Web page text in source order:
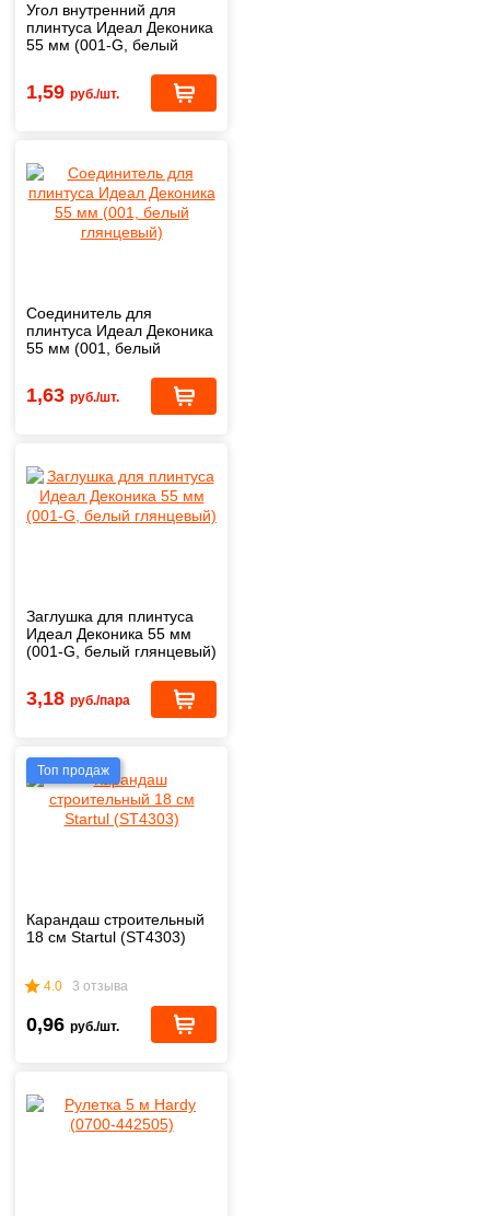
Угол внутренний для
плинтуса Идеал Деконика
55 мм (001-G, белый
1,59 руб./шт.
Соединитель для
плинтуса Идеал Деконика
55 мм (001, белый
1,63 руб./шт.
Заглушка для плинтуса
Идеал Деконика 55 мм
(001-G, белый глянцевый)
3,18 руб./пара
Топ продаж
Карандаш строительный
18 см Startul (ST4303)
4.0 3 отзыва
0,96 руб./шт.